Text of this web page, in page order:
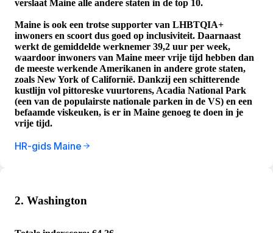
verslaat Maine alle andere staten in de top 10.
Maine is ook een trotse supporter van LHBTQIA+
inwoners en scoort dus goed op inclusiviteit. Daarnaast
werkt de gemiddelde werknemer 39,2 uur per week,
waardoor inwoners van Maine meer vrije tijd hebben dan
de meeste werkende Amerikanen in andere grote staten,
zoals New York of Californië. Dankzij een schitterende
kustlijn vol pittoreske vuurtorens, Acadia National Park
(een van de populairste nationale parken in de VS) en een
befaamde viskeuken, is er in Maine genoeg te doen in je
vrije tijd.
HR-gids Maine
2. Washington